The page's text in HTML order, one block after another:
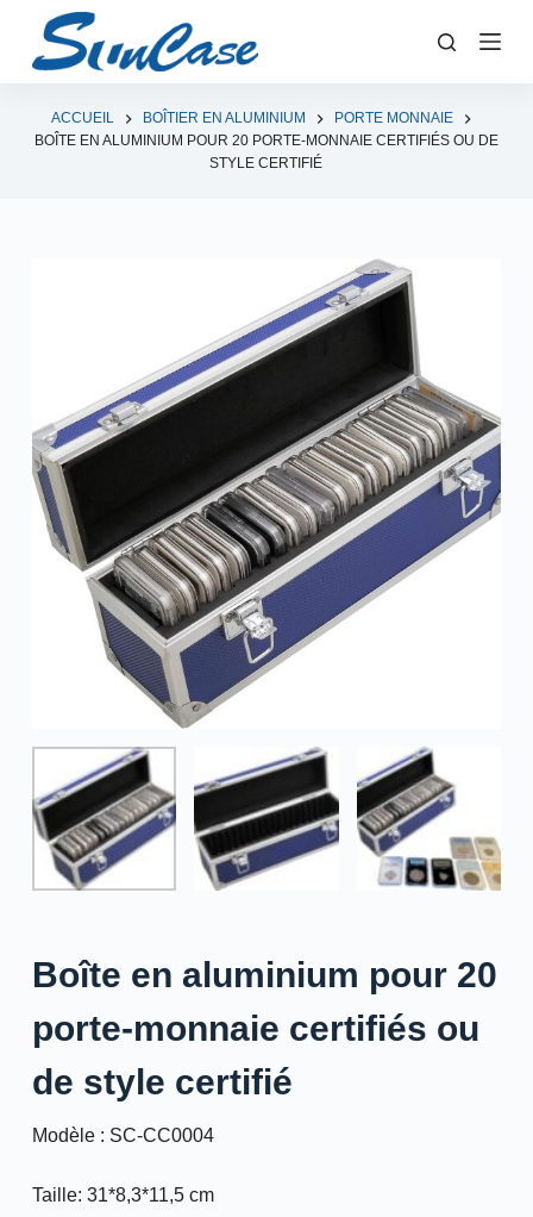
a
n
ACCUEIL BOÎTIER EN ALUMINIUM
PORTE MONNAIE
BOÎTE EN ALUMINIUM POUR 20 PORTE-MONNAIE CERTIFIÉS OU DE
STYLE CERTIFIÉ
Boîte en aluminium pour 20
porte-monnaie certifiés ou
de style certifié
Modèle : SC-CC0004
Taille: 31*8,3*11,5 cm